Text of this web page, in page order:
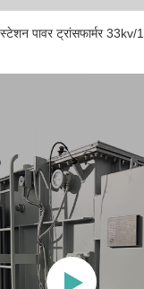
पावर ट्रांसफार्मर